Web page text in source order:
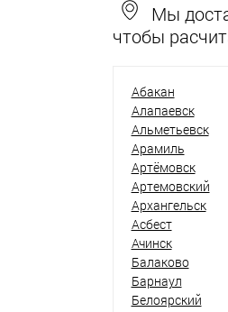
Мы
чтобы
Абакан
Алапаевск
Альметьевск
Арамиль
Артёмовск
Артемовский
Архангельск
Асбест
Ачинск
Балаково
Барнаул
Белоярский